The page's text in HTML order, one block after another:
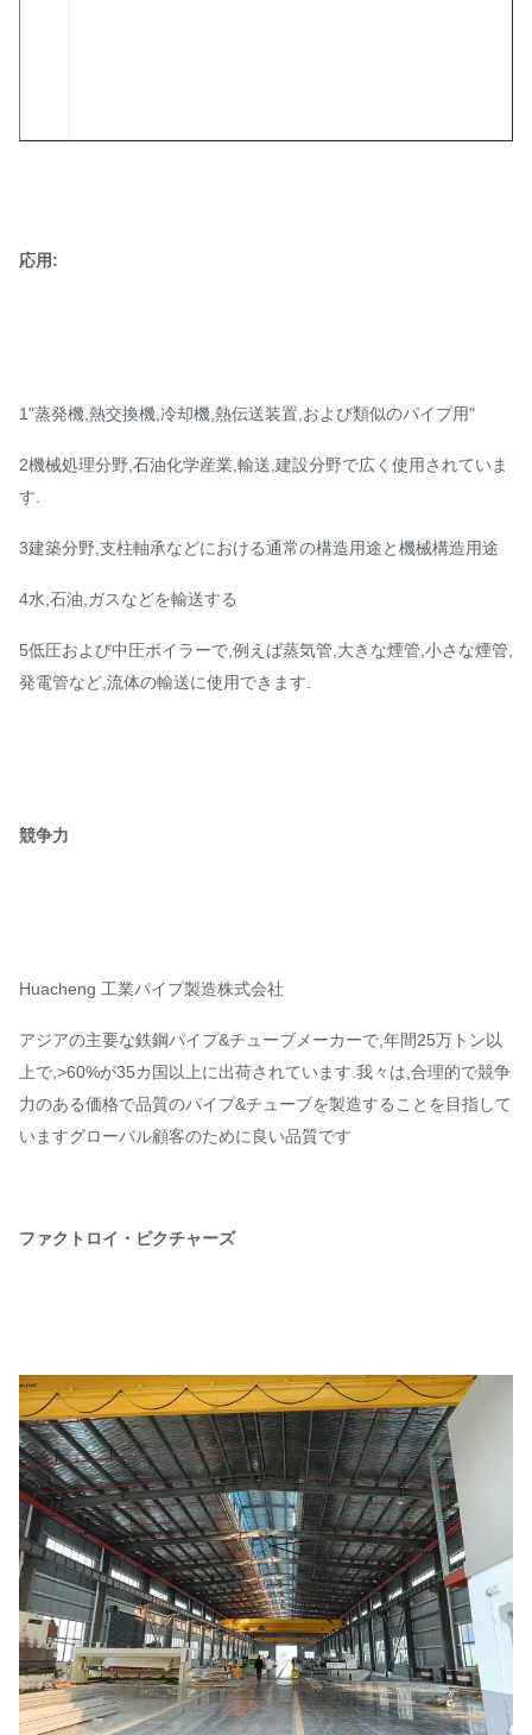
応用:
1"蒸発機,熱交換機,冷却機,熱伝送装置,および類似のパイプ用"
2機械処理分野,石油化学産業,輸送,建設分野で広く使用されていま
す.
3建築分野,支柱軸承などにおける通常の構造用途と機械構造用途
4水,石油,ガスなどを輸送する
5低圧および中圧ボイラーで,例えば蒸気管,大きな煙管,小さな煙管,
発電管など,流体の輸送に使用できます.
競争力
Huacheng 工業パイプ製造株式会社
アジアの主要な鉄鋼パイプ&チューブメーカーで,年間25万トン以
上で,>60%が35カ国以上に出荷されています.我々は,合理的で競争
力のある価格で品質のパイプ&チューブを製造することを目指して
いますグローバル顧客のために良い品質です
ファクトロイ・ピクチャーズ